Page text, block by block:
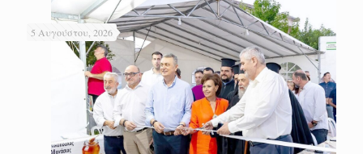
5 Αυγούστου, 2026